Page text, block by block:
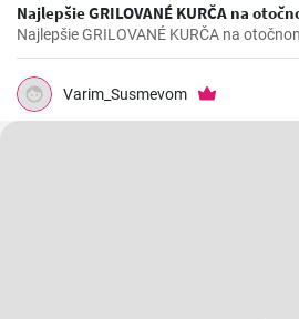
Najlepšie GRILOVANÉ KURČA na
Najlepšie GRILOVANÉ KURČA na
Varim_Susmevom